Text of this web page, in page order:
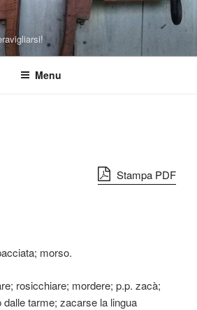
Menu
Stampa PDF
morso.
rosicchiare; mordere; p.p. zacà;
tarme; zacarse la lingua